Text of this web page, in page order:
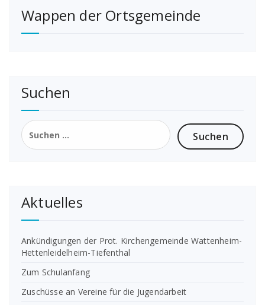
Wappen der Ortsgemeinde
Suchen
Suchen
nach:
Aktuelles
Ankündigungen der Prot. Kirchengemeinde Wattenheim-
Hettenleidelheim-Tiefenthal
Zum Schulanfang
Zuschüsse an Vereine für die Jugendarbeit